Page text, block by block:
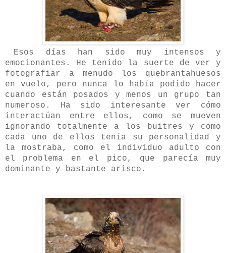
Esos días han sido muy intensos y
emocionantes. He tenido la suerte de ver y
fotografiar a menudo los quebrantahuesos
en vuelo, pero nunca lo había podido hacer
cuando están posados y menos un grupo tan
numeroso. Ha sido interesante ver cómo
interactúan entre ellos, como se mueven
ignorando totalmente a los buitres y como
cada uno de ellos tenía su personalidad y
la mostraba, como el individuo adulto con
el problema en el pico, que parecía muy
dominante y bastante arisco.